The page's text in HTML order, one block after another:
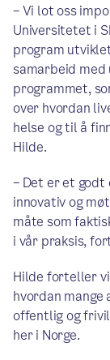
– Vi lot oss
Universitetet i
program
samarbeid med
programmet,
over hvordan
helse og til å
Hilde.
– Det er et godt
innovativ og
måte som
i vår praksis,
Hilde forteller
hvordan
offentlig og
her i Norge.